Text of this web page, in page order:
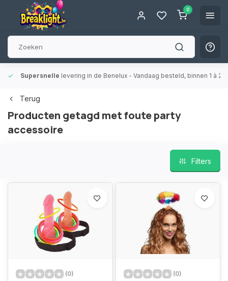
0
Supersnelle levering in de Benelux - Vandaag besteld, binnen 1 à 2
Terug
Producten getagd met foute party
accessoire
Filters
(0) (0)